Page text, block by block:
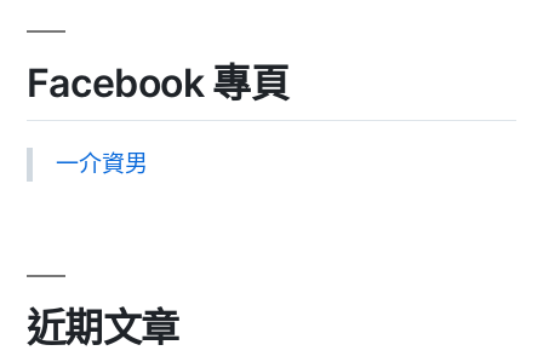
Facebook 專頁
一介資男
近期文章